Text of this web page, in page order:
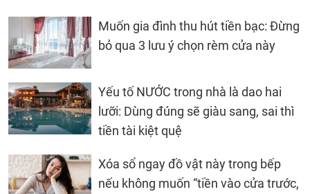
Muốn gia đình thu hút tiền bạc: Đừng
bỏ qua 3 lưu ý chọn rèm cửa này
Yếu tố NƯỚC trong nhà là dao hai
lưỡi: Dùng đúng sẽ giàu sang, sai thì
tiền tài kiệt quệ
Xóa sổ ngay đồ vật này trong bếp
nếu không muốn “tiền vào cửa trước,